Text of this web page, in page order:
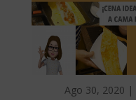
Ago 30, 2020 |